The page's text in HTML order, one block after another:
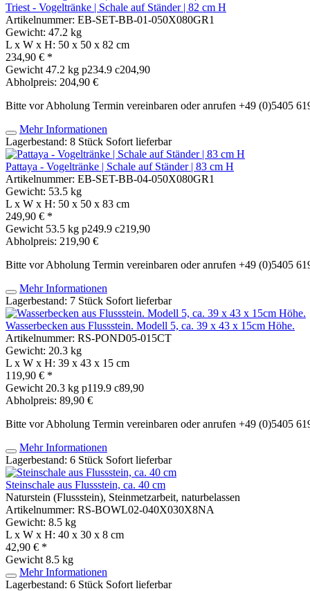
Triest - Vogeltränke | Schale auf Ständer | 82 cm H
Artikelnummer: EB-SET-BB-01-050X080GR1
Gewicht: 47.2 kg
L x W x H: 50 x 50 x 82 cm
234,90 € *
Gewicht 47.2 kg p234.9 c204,90
Abholpreis: 204,90 €
Bitte vor Abholung Termin vereinbaren oder anrufen +49 (0)5405
Mehr Informationen
Lagerbestand: 8 Stück Sofort lieferbar
Pattaya - Vogeltränke | Schale auf Ständer | 83 cm H
Artikelnummer: EB-SET-BB-04-050X080GR1
Gewicht: 53.5 kg
L x W x H: 50 x 50 x 83 cm
249,90 € *
Gewicht 53.5 kg p249.9 c219,90
Abholpreis: 219,90 €
Bitte vor Abholung Termin vereinbaren oder anrufen +49 (0)5405
Mehr Informationen
Lagerbestand: 7 Stück Sofort lieferbar
Wasserbecken aus Flussstein. Modell 5, ca. 39 x 43 x 15cm Höhe.
Artikelnummer: RS-POND05-015CT
Gewicht: 20.3 kg
L x W x H: 39 x 43 x 15 cm
119,90 € *
Gewicht 20.3 kg p119.9 c89,90
Abholpreis: 89,90 €
Bitte vor Abholung Termin vereinbaren oder anrufen +49 (0)5405
Mehr Informationen
Lagerbestand: 6 Stück Sofort lieferbar
Steinschale aus Flussstein, ca. 40 cm
Naturstein (Flussstein), Steinmetzarbeit, naturbelassen
Artikelnummer: RS-BOWL02-040X030X8NA
Gewicht: 8.5 kg
L x W x H: 40 x 30 x 8 cm
42,90 € *
Gewicht 8.5 kg
Mehr Informationen
Lagerbestand: 6 Stück Sofort lieferbar